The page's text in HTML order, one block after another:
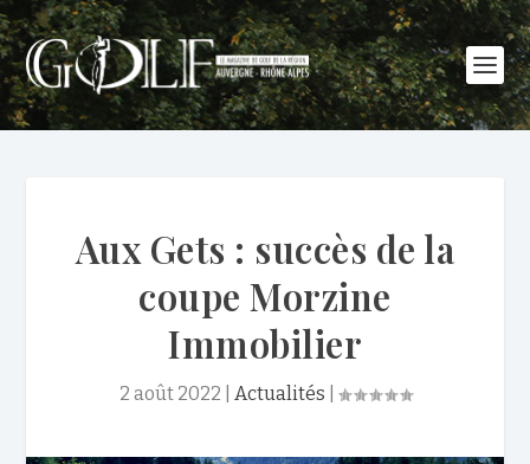
Aux Gets : succès de la
coupe Morzine
Immobilier
2 août 2022 Actualités